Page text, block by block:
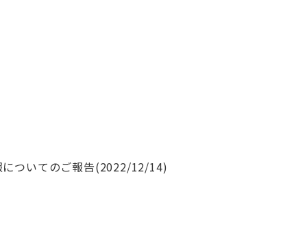
ついてのご報告(2022/12/14)